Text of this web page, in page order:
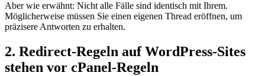
Aber wie erwähnt: Nicht alle Fälle sind identisch mit Ihrem.
Möglicherweise müssen Sie einen eigenen Thread eröffnen, um
präzisere Antworten zu erhalten.
2. Redirect-Regeln auf WordPress-Sites
stehen vor cPanel-Regeln